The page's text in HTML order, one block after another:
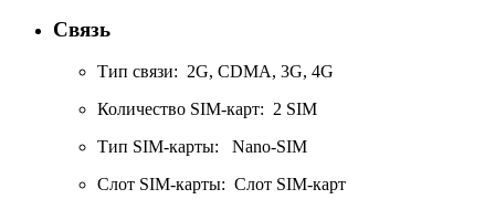
Связь
Тип связи: 2G, CDMA, 3G, 4G
Количество SIM-карт: 2 SIM
Тип SIM-карты: Nano-SIM
Слот SIM-карты: Cлот SIM-карт